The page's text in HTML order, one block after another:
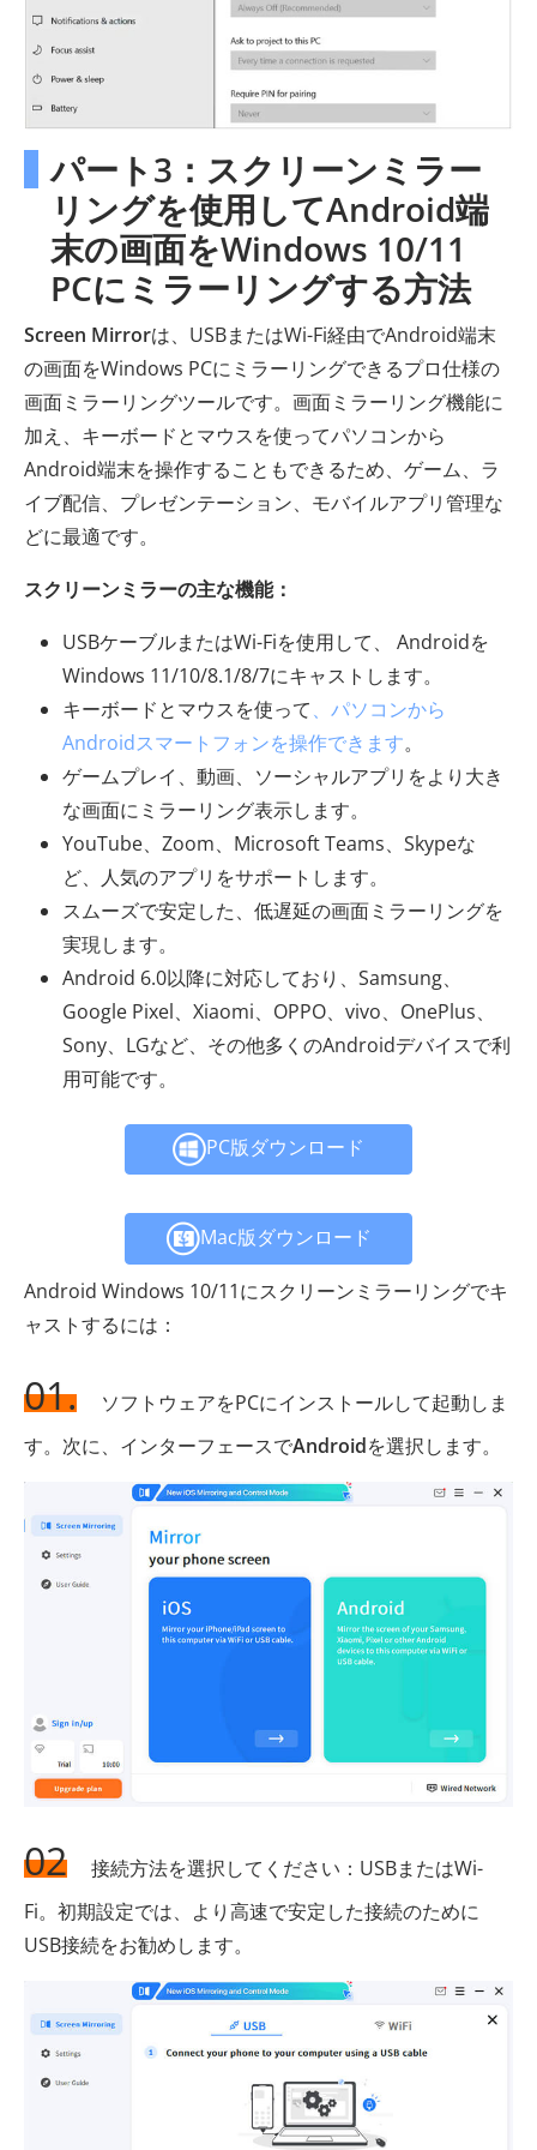
パート3：スクリーンミラー
リングを使用してAndroid端
末の画面をWindows 10/11
PCにミラーリングする方法
Screen Mirrorは、USBまたはWi-Fi経由でAndroid端末
の画面をWindows PCにミラーリングできるプロ仕様の
画面ミラーリングツールです。画面ミラーリング機能に
加え、キーボードとマウスを使ってパソコンから
Android端末を操作することもできるため、ゲーム、ラ
イブ配信、プレゼンテーション、モバイルアプリ管理な
どに最適です。
スクリーンミラーの主な機能：
USBケーブルまたはWi-Fiを使用して、 Androidを
Windows 11/10/8.1/8/7にキャストします。
キーボードとマウスを使って、パソコンから
Androidスマートフォンを操作できます。
ゲームプレイ、動画、ソーシャルアプリをより大き
な画面にミラーリング表示します。
YouTube、Zoom、Microsoft Teams、Skypeな
ど、人気のアプリをサポートします。
スムーズで安定した、低遅延の画面ミラーリングを
実現します。
Android 6.0以降に対応しており、Samsung、
Google Pixel、Xiaomi、OPPO、vivo、OnePlus、
Sony、LGなど、その他多くのAndroidデバイスで利
用可能です。
PC版ダウンロード
Mac版ダウンロード
Android Windows 10/11にスクリーンミラーリングでキ
ャストするには：
01.
ソフトウェアをPCにインストールして起動しま
す。次に、インターフェースでAndroidを選択します。
02
接続方法を選択してください：USBまたはWi-
Fi。初期設定では、より高速で安定した接続のために
USB接続をお勧めします。